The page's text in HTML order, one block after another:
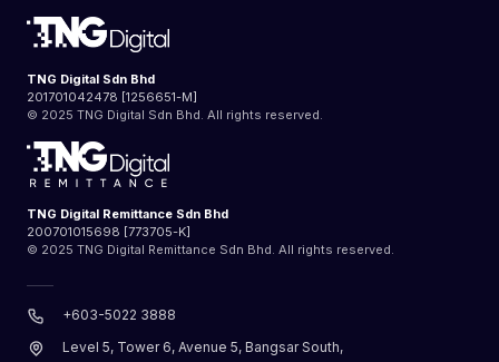
TNG Digital Sdn Bhd
201701042478 [1256651-M]
© 2025 TNG Digital Sdn Bhd. All rights reserved.
TNG Digital Remittance Sdn Bhd
200701015698 [773705-K]
© 2025 TNG Digital Remittance Sdn Bhd. All rights reserved.
+603-5022 3888
Level 5, Tower 6, Avenue 5, Bangsar South,